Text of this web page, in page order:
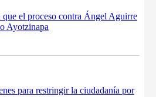
que el proceso contra Ángel Aguirre
Ayotzinapa
para restringir la ciudadanía por